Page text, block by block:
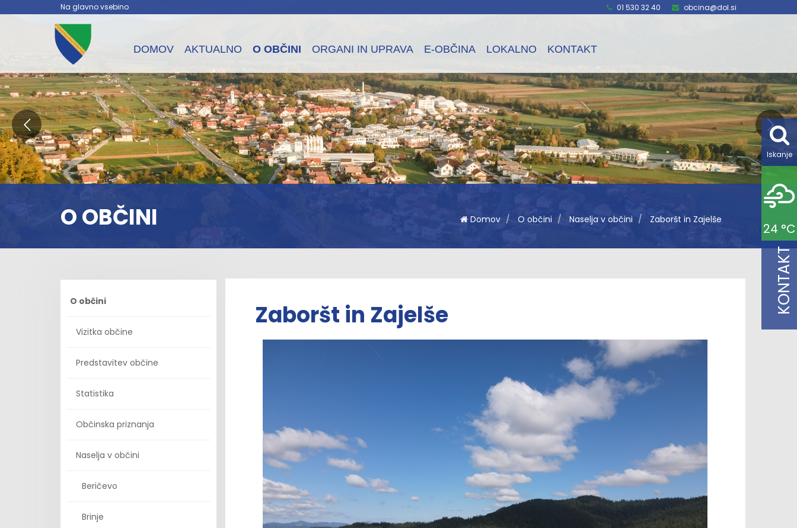
Na glavno vsebino 01 530 32 40 obcina@dol.si
DOMOV AKTUALNO O OBČINI ORGANI IN UPRAVA E-OBČINA LOKALNO KONTAKT
Iskanje
24 °C
KONTAKT
O OBČINI Domov O občini Naselja v občini Zaboršt in Zajelše
O občini
Vizitka občine
Predstavitev občine
Statistika
Občinska priznanja
Naselja v občini
Beričevo
Brinje
Zaboršt in Zajelše